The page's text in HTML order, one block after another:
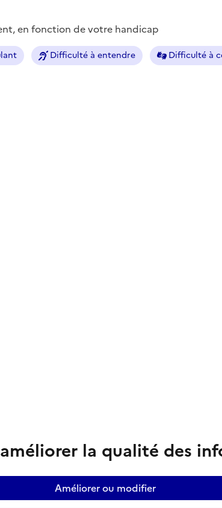
en fonction de votre handicap
Difficulté à entendre Difficulté à
la qualité des
Améliorer ou modifier